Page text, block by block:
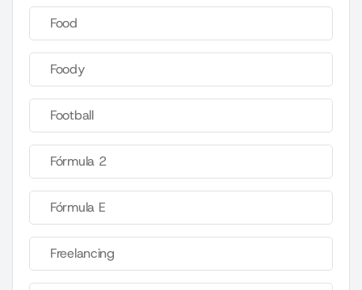
Food
Foody
Football
Fórmula 2
Fórmula E
Freelancing